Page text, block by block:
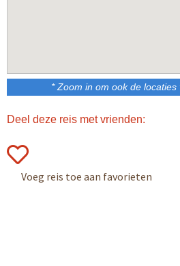
* Zoom in om ook de locaties
Deel deze reis met vrienden: